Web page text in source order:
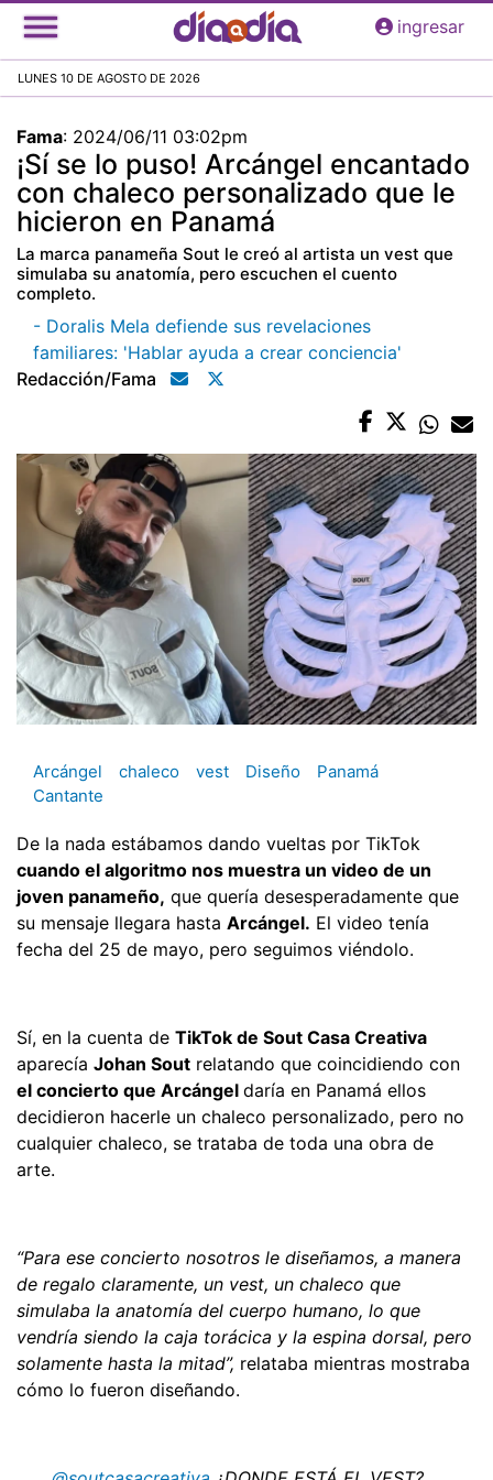
Pasar
al
principal
ingresar
LUNES 10 DE AGOSTO DE 2026
Fama: 2024/06/11 03:02pm
¡Sí se lo puso! Arcángel encantado
con chaleco personalizado que le
hicieron en Panamá
La marca panameña Sout le creó al artista un vest que
simulaba su anatomía, pero escuchen el cuento
completo.
- Doralis Mela defiende sus revelaciones
familiares: 'Hablar ayuda a crear conciencia'
Redacción/fama
Arcángel chaleco vest Diseño
Panamá
Cantante
De la nada estábamos dando vueltas por TikTok
cuando el algoritmo nos muestra un video de un
joven panameño, que quería desesperadamente que
su mensaje llegara hasta Arcángel. El video tenía
fecha del 25 de mayo, pero seguimos viéndolo.
Sí, en la cuenta de TikTok de Sout Casa Creativa
aparecía Johan Sout relatando que coincidiendo con
el concierto que Arcángel daría en Panamá ellos
decidieron hacerle un chaleco personalizado, pero no
cualquier chaleco, se trataba de toda una obra de
arte.
“Para ese concierto nosotros le diseñamos, a manera
de regalo claramente, un vest, un chaleco que
simulaba la anatomía del cuerpo humano, lo que
vendría siendo la caja torácica y la espina dorsal, pero
solamente hasta la mitad”, relataba mientras mostraba
cómo lo fueron diseñando.